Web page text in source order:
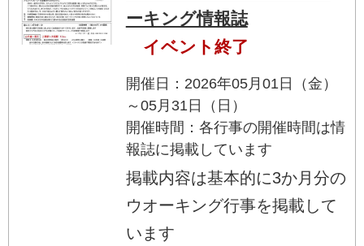
ーキング情報誌
イベント終了
開催日：2026年05月01日（金）
～05月31日（日）
開催時間：各行事の開催時間は情
報誌に掲載しています
掲載内容は基本的に3か月分の
ウオーキング行事を掲載して
います